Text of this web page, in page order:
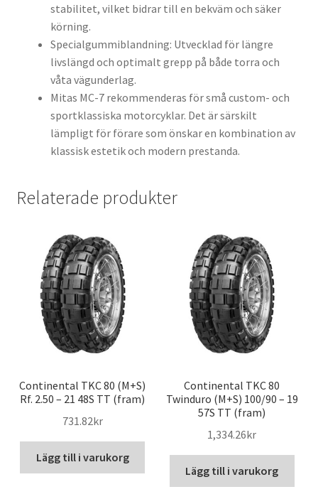
stabilitet, vilket bidrar till en bekväm och säker
körning.
Specialgummiblandning: Utvecklad för längre
livslängd och optimalt grepp på både torra och
våta vägunderlag.
Mitas MC-7 rekommenderas för små custom- och
sportklassiska motorcyklar. Det är särskilt
lämpligt för förare som önskar en kombination av
klassisk estetik och modern prestanda.
Relaterade produkter
Continental TKC 80 (M+S)
Rf. 2.50 – 21 48S TT (fram)
731.82kr
Lägg till i varukorg
Continental TKC 80
Twinduro (M+S) 100/90 – 19
57S TT (fram)
1,334.26kr
Lägg till i varukorg